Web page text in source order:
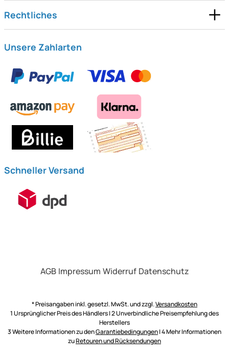
Rechtliches
Unsere Zahlarten
Schneller Versand
AGB Impressum Widerruf Datenschutz
* Preisangaben inkl. gesetzl. MwSt. und zzgl.Versandkosten
1 Ursprünglicher Preis des Händlers | 2 Unverbindliche Preisempfehlung des
Herstellers
3 Weitere Informationen zu denGarantiebedingungen| 4 Mehr Informationen
zuRetouren und Rücksendungen